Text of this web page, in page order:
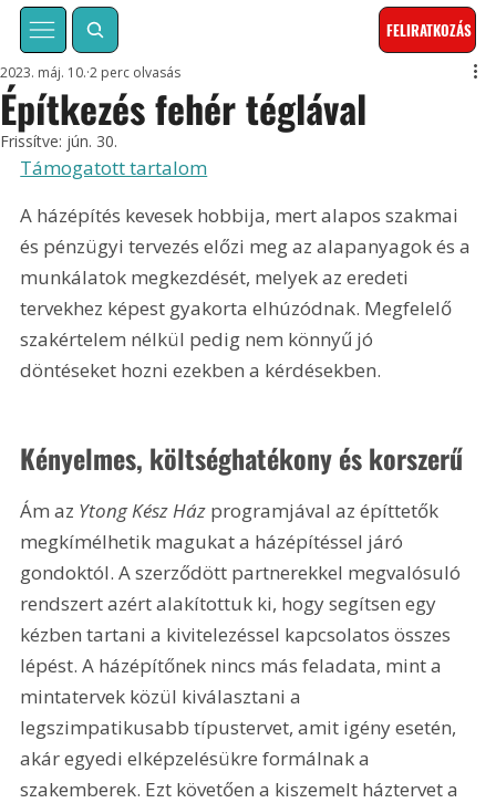
FELIRATKOZÁS
Építkezés fehér téglával
2023. máj. 10. 2 perc olvasás
Frissítve: jún. 30.
Támogatott tartalom
A házépítés kevesek hobbija, mert alapos szakmai
és pénzügyi tervezés előzi meg az alapanyagok és a
munkálatok megkezdését, melyek az eredeti
tervekhez képest gyakorta elhúzódnak. Megfelelő
szakértelem nélkül pedig nem könnyű jó
döntéseket hozni ezekben a kérdésekben.
Kényelmes, költséghatékony és korszerű
Ám az Ytong Kész Ház programjával az építtetők
megkímélhetik magukat a házépítéssel járó
gondoktól. A szerződött partnerekkel megvalósuló
rendszert azért alakítottuk ki, hogy segítsen egy
kézben tartani a kivitelezéssel kapcsolatos összes
lépést. A házépítőnek nincs más feladata, mint a
mintatervek közül kiválasztani a
legszimpatikusabb típustervet, amit igény esetén,
akár egyedi elképzelésükre formálnak a
szakemberek. Ezt követően a kiszemelt háztervet a